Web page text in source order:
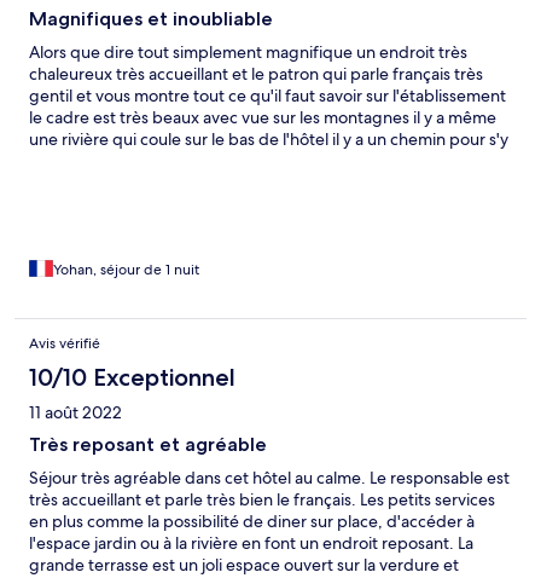
Magnifiques et inoubliable
Alors que dire tout simplement magnifique un endroit très
chaleureux très accueillant et le patron qui parle français très
gentil et vous montre tout ce qu'il faut savoir sur l'établissement
le cadre est très beaux avec vue sur les montagnes il y a même
une rivière qui coule sur le bas de l'hôtel il y a un chemin pour s'y
votre disposition gratuitement, la chambre était dans les comble
très bien dormi vue la chaleur dans la chambre la nuit alors vous
allez dire bin il y avait une clim oui mais le bruit empêche de
prochaine fois je ne prendrai plus au 3ème dans les combles
propre après sa n'engage que nous d'autre personne peuvent
très bien supporter donc comme je l'ai dit c'était ainsi pour nous
sa c'est certain encore merci au patron a sa femme et sont
employés qui c'est bien occupés de nous pour le petit déjeuner
très copieux je recommande encore merci
Yohan, séjour de 1 nuit
Avis vérifié
10/10 Exceptionnel
11 août 2022
Très reposant et agréable
Séjour très agréable dans cet hôtel au calme. Le responsable est
très accueillant et parle très bien le français. Les petits services
en plus comme la possibilité de diner sur place, d'accéder à
l'espace jardin ou à la rivière en font un endroit reposant. La
grande terrasse est un joli espace ouvert sur la verdure et